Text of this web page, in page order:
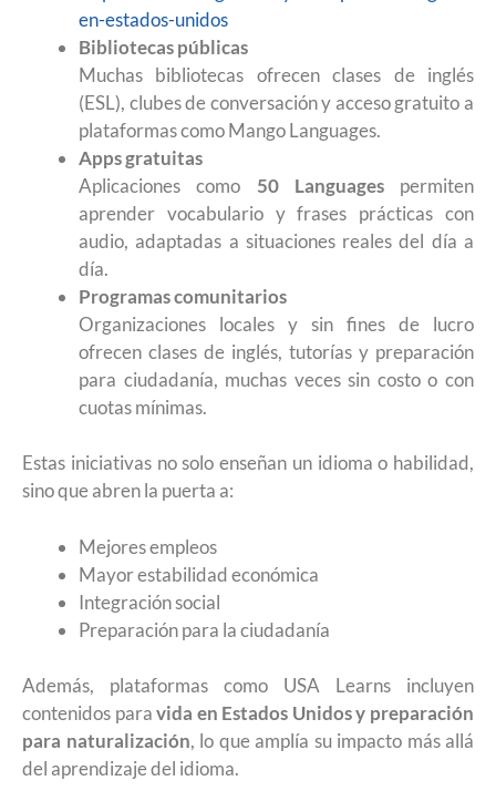
en-estados-unidos
Bibliotecas públicas
Muchas bibliotecas ofrecen clases de inglés
(ESL), clubes de conversación y acceso gratuito a
plataformas como Mango Languages.
Apps gratuitas
Aplicaciones como 50 Languagespermiten
aprender vocabulario y frases prácticas con
audio, adaptadas a situaciones reales del día a
día.
Programas comunitarios
Organizaciones locales y sin fines de lucro
ofrecen clases de inglés, tutorías y preparación
para ciudadanía, muchas veces sin costo o con
cuotas mínimas.
Estas iniciativas no solo enseñan un idioma o habilidad,
sino que abren la puerta a:
Mejores empleos
Mayor estabilidad económica
Integración social
Preparación para la ciudadanía
Además, plataformas como USA Learns incluyen
contenidos paravida en Estados Unidos y preparación
para naturalización, lo que amplía su impacto más allá
del aprendizaje del idioma.